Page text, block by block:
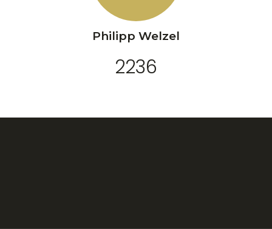
Philipp Welzel
2236